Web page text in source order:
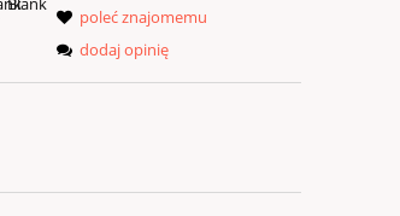
poleć znajomemu
dodaj opinię